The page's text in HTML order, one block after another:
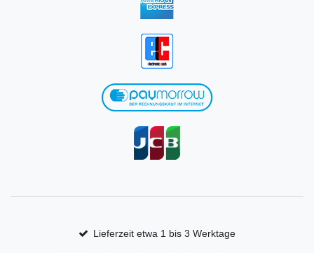
Lieferzeit etwa 1 bis 3 Werktage